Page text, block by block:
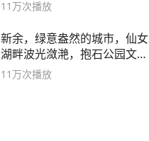
11万次播放
新余，绿意盎然的城市，仙女
湖畔波光潋滟，抱石公园文化
深邃……
11万次播放